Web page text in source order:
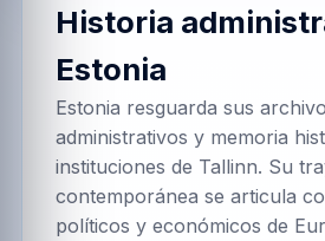
Historia
Estonia
Estonia resguarda sus
administrativos y memoria
instituciones de Tallinn. Su
contemporánea se articula
políticos y económicos de